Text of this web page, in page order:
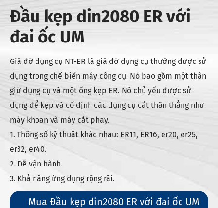
Đầu kẹp din2080 ER với
đai ốc UM
Giá đỡ dụng cụ NT-ER là giá đỡ dụng cụ thường được sử
dụng trong chế biến máy công cụ. Nó bao gồm một thân
giữ dụng cụ và một ống kẹp ER. Nó chủ yếu được sử
dụng để kẹp và cố định các dụng cụ cắt thân thẳng như
máy khoan và máy cắt phay.
1. Thông số kỹ thuật khác nhau: ER11, ER16, er20, er25,
er32, er40.
2. Dễ vận hành.
3. Khả năng ứng dụng rộng rãi.
Mua Đầu kẹp din2080 ER với đai ốc UM